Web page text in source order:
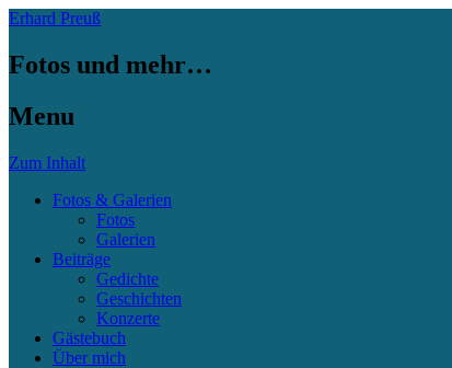
Erhard Preuß
Fotos und mehr…
Menu
Zum Inhalt
Fotos & Galerien
Fotos
Galerien
Beiträge
Gedichte
Geschichten
Konzerte
Gästebuch
Über mich